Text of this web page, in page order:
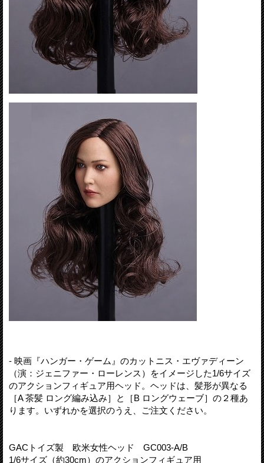
- 映画『ハンガー・ゲーム』のカットニス・エヴァディーン
（演：ジェニファー・ローレンス）をイメージした1/6サイズ
のアクションフィギュア用ヘッド。ヘッドは、髪形が異なる
［A 茶髪 ロング編み込み］と［B ロングウェーブ］の２種あ
ります。いずれかを選択のうえ、ご注文ください。
GACトイズ製 欧米女性ヘッド GC003-A/B
1/6サイズ（約30cm）のアクションフィギュア用